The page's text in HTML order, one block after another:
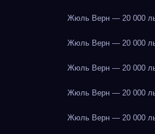
Жюль Верн — 20 000
Жюль Верн — 20 000
Жюль Верн — 20 000
Жюль Верн — 20 000
Жюль Верн — 20 000